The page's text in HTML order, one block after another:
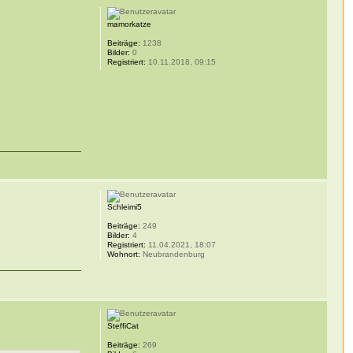
mamorkatze
Beiträge: 1238
Bilder: 0
Registriert: 10.11.2018, 09:15
Schleimi5
Beiträge: 249
Bilder: 4
Registriert: 11.04.2021, 18:07
Wohnort: Neubrandenburg
SteffiCat
Beiträge: 269